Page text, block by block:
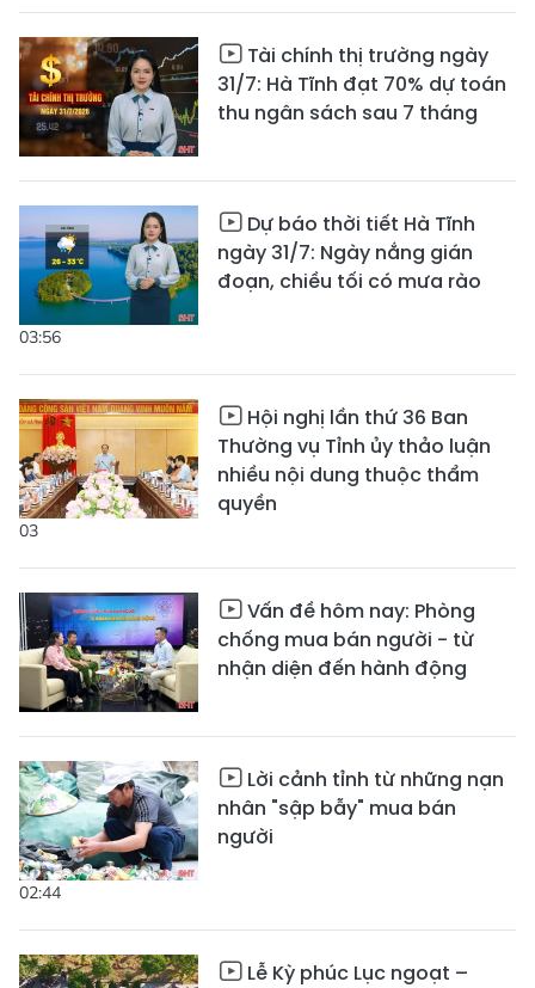
Tài chính thị trường ngày
31/7: Hà Tĩnh đạt 70% dự toán
thu ngân sách sau 7 tháng
03:56
Dự báo thời tiết Hà Tĩnh
ngày 31/7: Ngày nắng gián
đoạn, chiều tối có mưa rào
03
Hội nghị lần thứ 36 Ban
Thường vụ Tỉnh ủy thảo luận
nhiều nội dung thuộc thẩm
quyền
Vấn đề hôm nay: Phòng
chống mua bán người - từ
nhận diện đến hành động
02:44
Lời cảnh tỉnh từ những nạn
nhân "sập bẫy" mua bán
người
Lễ Kỳ phúc Lục ngoạt –